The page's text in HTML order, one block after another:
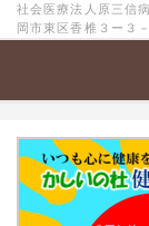
社会医療法人原三
岡市東区香椎３ー